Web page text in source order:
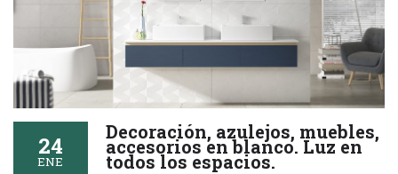
24
ENE
Decoración, azulejos, muebles,
accesorios en blanco. Luz en
todos los espacios.